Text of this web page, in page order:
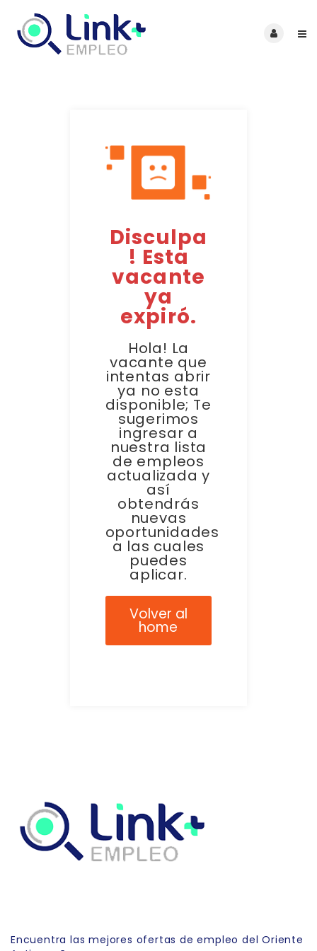
Disculpa
! Esta
vacante
ya
expiró.
Hola! La
vacante que
intentas abrir
ya no esta
disponible; Te
sugerimos
ingresar a
nuestra lista
de empleos
actualizada y
así
obtendrás
nuevas
oportunidades
a las cuales
puedes
aplicar.
Volver al
home
Encuentra las mejores ofertas de empleo del Oriente